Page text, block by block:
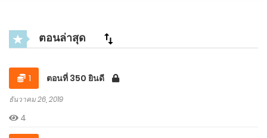
ตอนล่าสุด
1 ตอนที่ 350 ยินดี
ธันวาคม 26, 2019
4